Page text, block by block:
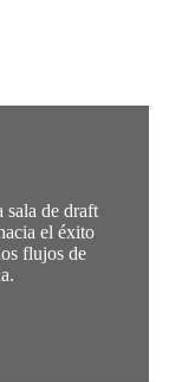
sala de draft
el éxito
flujos de